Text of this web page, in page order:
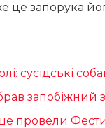
запорука
сусідські
запобіжний
провели